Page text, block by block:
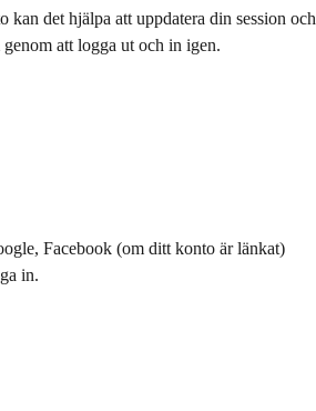
det hjälpa att uppdatera din session och
att logga ut och in igen.
Facebook (om ditt konto är länkat)
in.